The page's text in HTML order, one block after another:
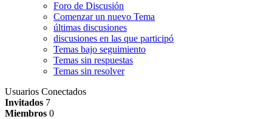
Foro de Discusión
Comenzar un nuevo Tema
últimas discusiones
discusiones en las que participó
Temas bajo seguimiento
Temas sin respuestas
Temas sin resolver
Usuarios Conectados
Invitados 7
Miembros 0